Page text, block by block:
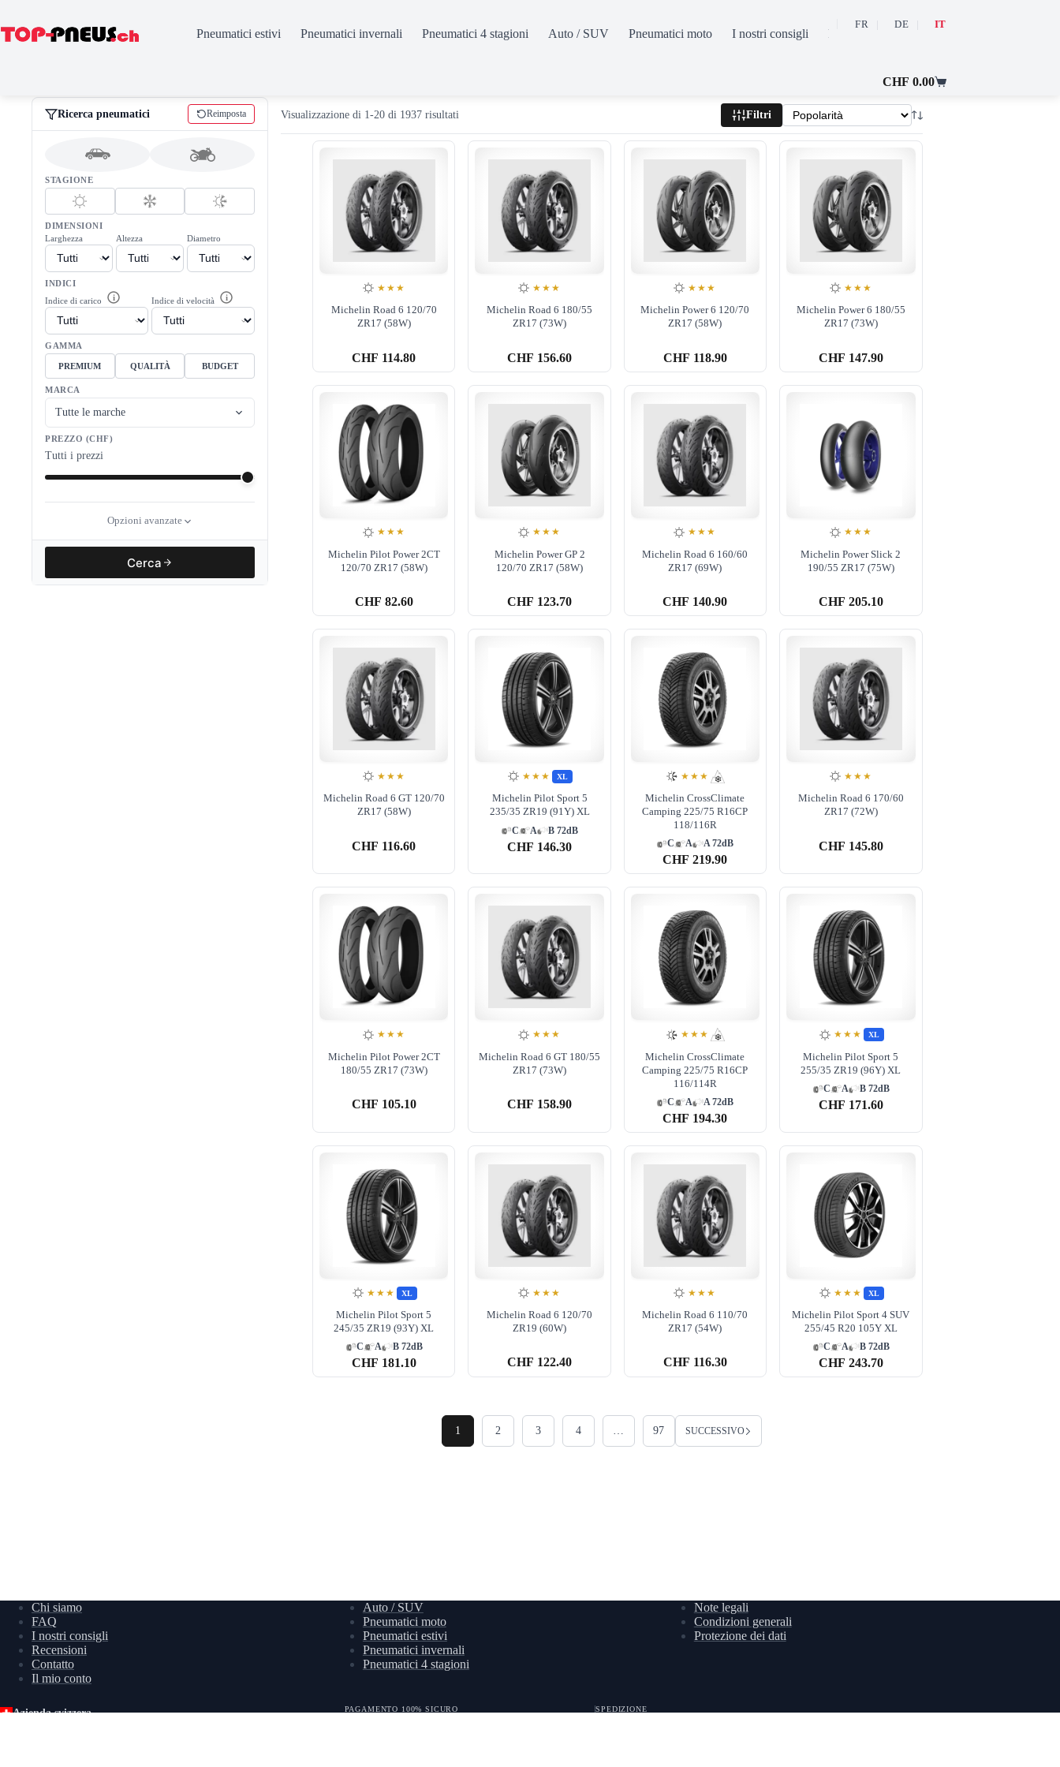
contenuto
Pneumatici estivi Pneumatici invernali Pneumatici 4 stagioni Auto / SUV Pneumatici moto I nostri consigli FAQ
FR DE IT
Carrello
CHF 0.00
Ricerca pneumatici Reimposta
STAGIONE
DIMENSIONI
Larghezza
Altezza Diametro
INDICI
Indice di carico
i Indice di velocità i
GAMMA
PREMIUM QUALITÀ BUDGET
MARCA
Tutte le marche
PREZZO (CHF)
Tutti i prezzi
Opzioni avanzate
Cerca
Visualizzazione di 1-20 di 1937 risultati Filtri
★★★
Michelin Road 6 120/70
ZR17 (58W)
CHF 114.80
★★★
Michelin Road 6 180/55
ZR17 (73W)
CHF 156.60
★★★
Michelin Power 6 120/70
ZR17 (58W)
CHF 118.90
★★★
Michelin Power 6 180/55
ZR17 (73W)
CHF 147.90
★★★
Michelin Pilot Power 2CT
120/70 ZR17 (58W)
CHF 82.60
★★★
Michelin Power GP 2
120/70 ZR17 (58W)
CHF 123.70
★★★
Michelin Road 6 160/60
ZR17 (69W)
CHF 140.90
★★★
Michelin Power Slick 2
190/55 ZR17 (75W)
CHF 205.10
★★★
Michelin Road 6 GT 120/70
ZR17 (58W)
CHF 116.60
★★★ XL
Michelin Pilot Sport 5
235/35 ZR19 (91Y) XL
C A B 72dB
CHF 146.30
★★★
Michelin CrossClimate
Camping 225/75 R16CP
118/116R
C A A 72dB
CHF 219.90
★★★
Michelin Road 6 170/60
ZR17 (72W)
CHF 145.80
★★★
Michelin Pilot Power 2CT
180/55 ZR17 (73W)
CHF 105.10
★★★
Michelin Road 6 GT 180/55
ZR17 (73W)
CHF 158.90
★★★
Michelin CrossClimate
Camping 225/75 R16CP
116/114R
C A A 72dB
CHF 194.30
★★★ XL
Michelin Pilot Sport 5
255/35 ZR19 (96Y) XL
C A B 72dB
CHF 171.60
★★★ XL
Michelin Pilot Sport 5
245/35 ZR19 (93Y) XL
C A B 72dB
CHF 181.10
★★★
Michelin Road 6 120/70
ZR19 (60W)
CHF 122.40
★★★
Michelin Road 6 110/70
ZR17 (54W)
CHF 116.30
★★★ XL
Michelin Pilot Sport 4 SUV
255/45 R20 105Y XL
C A B 72dB
CHF 243.70
1 2 3 4 … 97 SUCCESSIVO
Chi siamo
FAQ
I nostri consigli
Recensioni
Contatto
Il mio conto
Auto / SUV
Pneumatici moto
Pneumatici estivi
Pneumatici invernali
Pneumatici 4 stagioni
Note legali
Condizioni generali
Protezione dei dati
Azienda svizzera
PAGAMENTO 100% SICURO SPEDIZIONE